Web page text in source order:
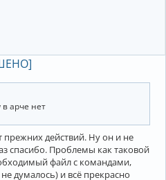
арче нет
прежних действий. Ну он и не
спасибо. Проблемы как таковой
файл с командами,
думалось) и всё прекрасно